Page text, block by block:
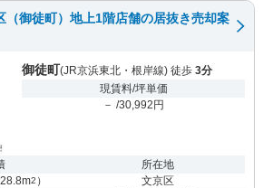
（御徒町）地上1階店舗の居抜き売却案
御徒町(JR京浜東北・根岸線) 徒歩 3分
現賃料/坪単価
－ /30,992円
28.8m2 ）
所在地
文京区